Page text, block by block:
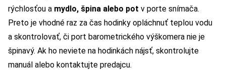
rýchlosťou a mydlo, špina alebo pot v porte snímača.
Preto je vhodné raz za čas hodinky opláchnuť teplou vodu
a skontrolovať, či port barometrického výškomera nie je
špinavý. Ak ho neviete na hodinkách nájsť, skontrolujte
manuál alebo kontaktujte predajcu.